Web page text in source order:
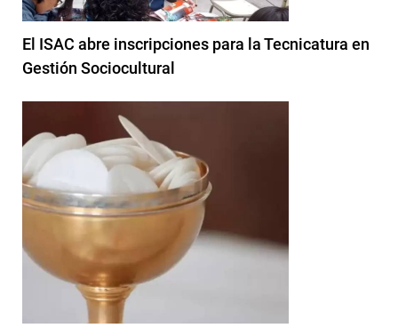
El ISAC abre inscripciones para la Tecnicatura en
Gestión Sociocultural